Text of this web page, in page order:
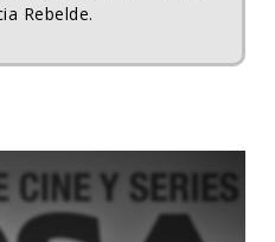
Rebelde.